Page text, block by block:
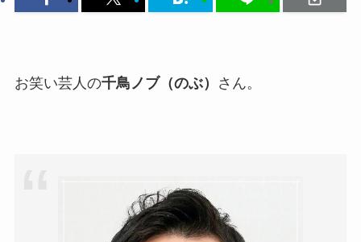
お笑い芸人の千鳥ノブ（のぶ） さん。